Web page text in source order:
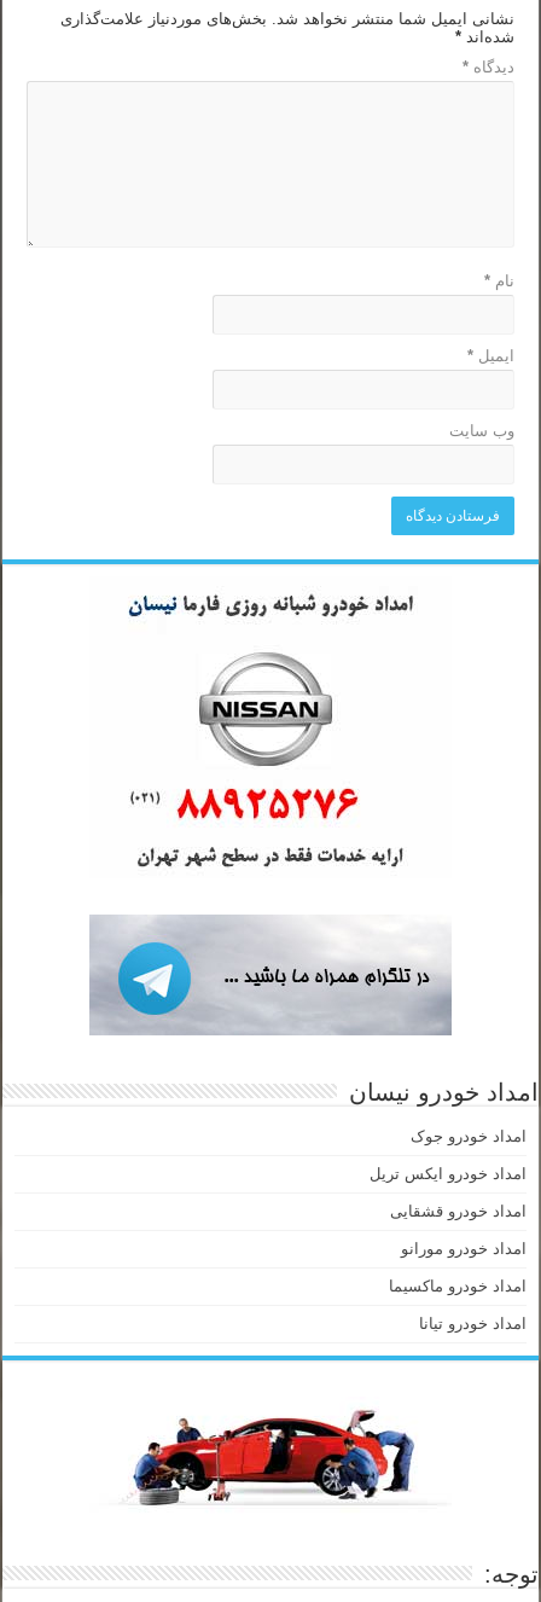
نشانی ایمیل شما منتشر نخواهد شد.
بخش‌های موردنیاز علامت‌گذاری
شده‌اند*
دیدگاه*
نام*
ایمیل*
وب‌ سایت
امداد خودرو نیسان
امداد خودرو جوک
امداد خودرو ایکس تریل
امداد خودرو قشقایی
امداد خودرو مورانو
امداد خودرو ماکسیما
امداد خودرو تیانا
توجه: